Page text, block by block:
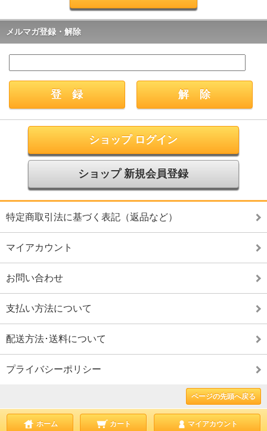
メルマガ登録・解除
ショップ ログイン
ショップ 新規会員登録
特定商取引法に基づく表記（返品など）
マイアカウント
お問い合わせ
支払い方法について
配送方法･送料について
プライバシーポリシー
ページの先頭へ戻る
ホーム カート マイアカウント